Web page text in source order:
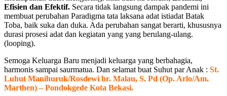
Efisien dan Efektif. Secara tidak langsung dampak pandemi ini
membuat perubahan Paradigma tata laksana adat istiadat Batak
Toba, baik suka dan duka. Ada perubahan sangat berarti, khususnya
durasi prosesi adat dan kegiatan yang yang berulang-ulang.
(looping).
Semoga Keluarga Baru menjadi keluarga yang berbahagia,
harmonis sampai saurmatua. Dan selamat buat Suhut par Anak : St.
Luhut Manihuruk/Rosdewi br. Malau, S. Pd (Op. Arlo/Am.
Marthen) – Pondokgede Kota Bekasi.